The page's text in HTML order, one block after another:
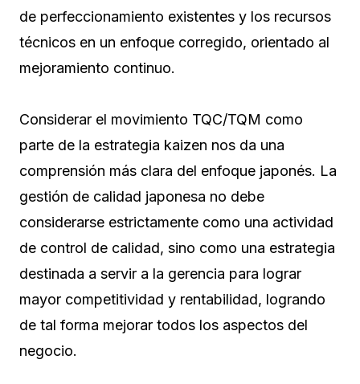
de perfeccionamiento existentes y los recursos
técnicos en un enfoque corregido, orientado al
mejoramiento continuo.
Considerar el movimiento TQC/TQM como
parte de la estrategia kaizen nos da una
comprensión más clara del enfoque japonés. La
gestión de calidad japonesa no debe
considerarse estrictamente como una actividad
de control de calidad, sino como una estrategia
destinada a servir a la gerencia para lograr
mayor competitividad y rentabilidad, logrando
de tal forma mejorar todos los aspectos del
negocio.